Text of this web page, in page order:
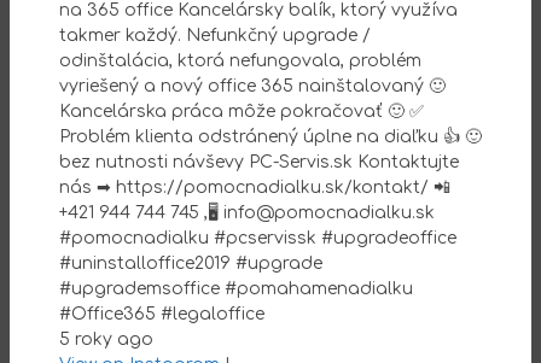
na 365 office Kancelársky balík, ktorý využíva
takmer každý. Nefunkčný upgrade /
odinštalácia, ktorá nefungovala, problém
vyriešený a nový office 365 nainštalovaný 🙂
Kancelárska práca môže pokračovať 🙂 ✅
Problém klienta odstránený úplne na diaľku 👍 🙂
bez nutnosti návševy PC-Servis.sk Kontaktujte
nás ➡ https://pomocnadialku.sk/kontakt/ 📲
+421 944 744 745 ,🖥 info@pomocnadialku.sk
#pomocnadialku #pcservissk #upgradeoffice
#uninstalloffice2019 #upgrade
#upgrademsoffice #pomahamenadialku
#Office365 #legaloffice
5 roky ago